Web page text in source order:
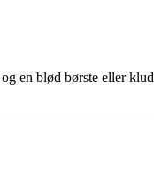
en blød børste eller